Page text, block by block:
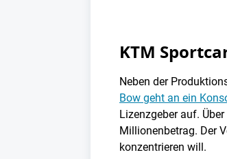
KTM
Neben der
Bow geht an ein
Lizenzgeber auf.
Millionenbetrag. Der
konzentrieren will.